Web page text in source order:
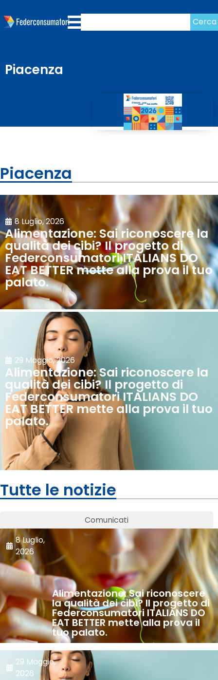
Cerca
Piacenza
Piacenza
8 Luglio, 2026
Alimentazione: Sai riconoscere la
qualità dei cibi? Il progetto di
Federconsumatori ITALIANS DO
EAT BETTER mette alla prova il tuo
palato.
29 Maggio, 2026
Alimentazione: Sai riconoscere la
qualità dei cibi? Il progetto di
Federconsumatori ITALIANS DO
EAT BETTER mette alla prova il tuo
palato.
Tutte le notizie
Comunicati
8 Luglio,
2026
Alimentazione: Sai riconoscere
la qualità dei cibi? Il progetto di
Federconsumatori ITALIANS DO
EAT BETTER mette alla prova il
tuo palato.
29 Maggio,
2026